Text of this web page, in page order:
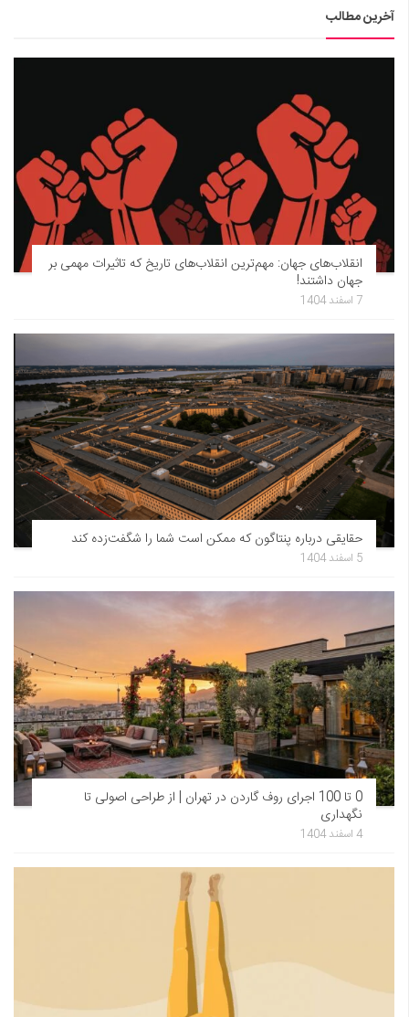
آخرین مطالب
انقلاب‌های جهان: مهم‌ترین انقلاب‌های تاریخ که تاثیرات مهمی بر
جهان داشتند!
7 اسفند 1404
حقایقی درباره پنتاگون که ممکن است شما را شگفت‌زده کند
5 اسفند 1404
0 تا 100 اجرای روف گاردن در تهران | از طراحی اصولی تا
نگهداری
4 اسفند 1404